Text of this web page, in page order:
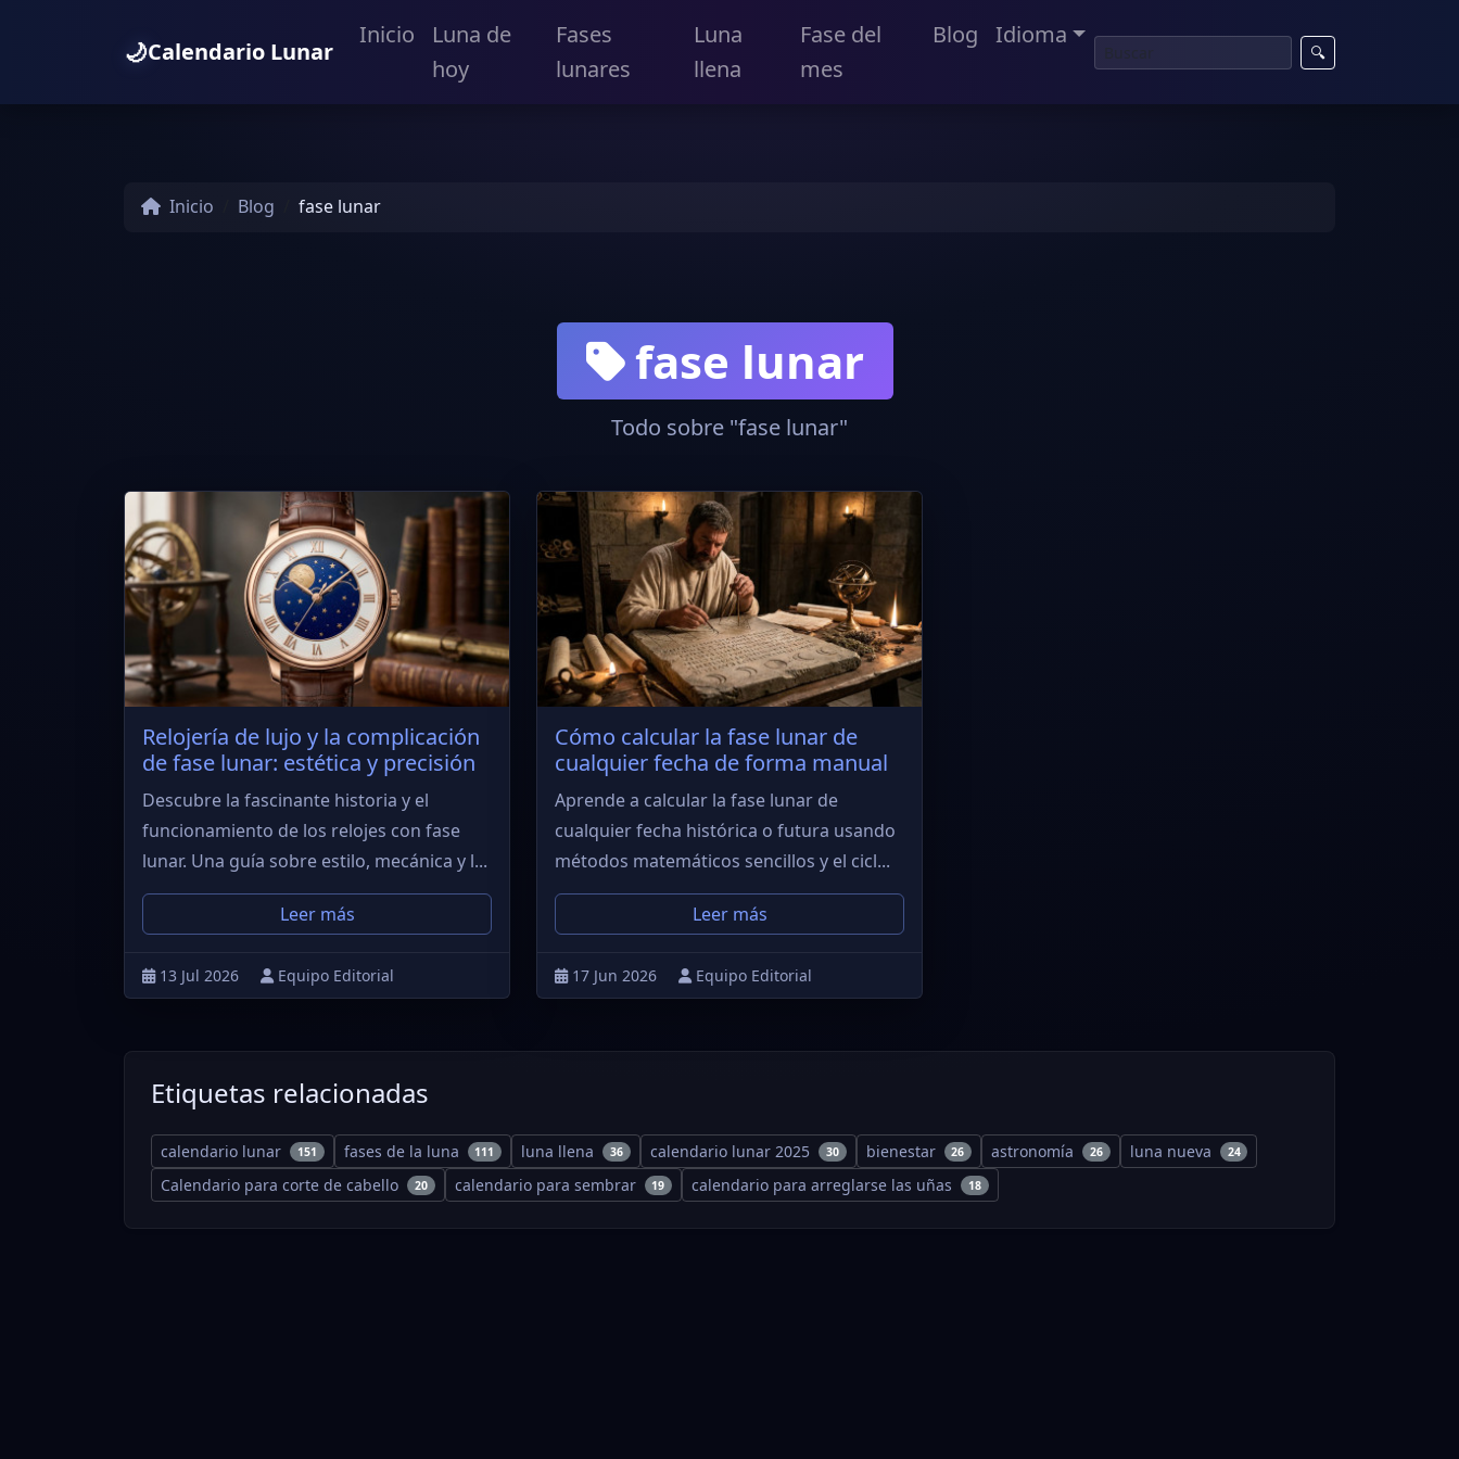
🌙Calendario Lunar
Inicio
Luna de
hoy
Fases
lunares
Luna
llena
Fase del
mes
Blog Idioma
🔍
Inicio Blog fase lunar
fase lunar
Todo sobre "fase lunar"
Relojería de lujo y la complicación
de fase lunar: estética y precisión
Descubre la fascinante historia y el
funcionamiento de los relojes con fase
lunar. Una guía sobre estilo, mecánica y l...
Leer más
13 Jul 2026 Equipo Editorial
Cómo calcular la fase lunar de
cualquier fecha de forma manual
Aprende a calcular la fase lunar de
cualquier fecha histórica o futura usando
métodos matemáticos sencillos y el cicl...
Leer más
17 Jun 2026 Equipo Editorial
Etiquetas relacionadas
calendario lunar 151 fases de la luna 111 luna llena 36 calendario lunar 2025 30 bienestar 26 astronomía 26 luna nueva 24
Calendario para corte de cabello 20 calendario para sembrar 19 calendario para arreglarse las uñas 18